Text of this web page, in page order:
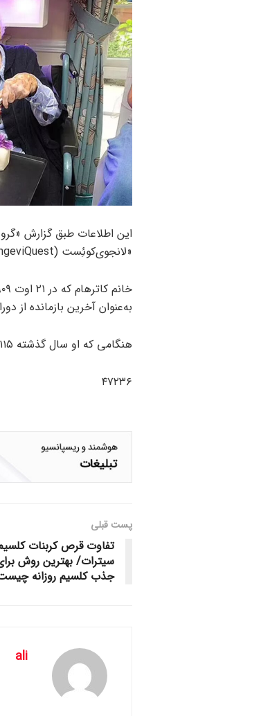
«لانجوی‌کوئِست (LongeviQuest)» است.
به‌عنوان آخرین بازمانده از
هنگامی که او سال گذشته ۱۱۵ ساله شد، سومین فردی در بریتانیا شد که به این سن رسید.
۴٧٢٣۶
پست قبلی
تفاوت قرص کربنات
سیترات/ بهترین روش
جذب کلسیم روزانه
ali